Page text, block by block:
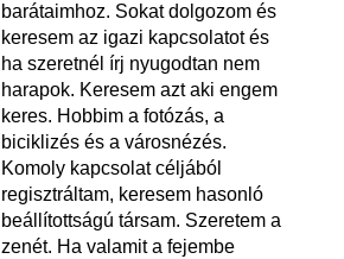
barátaimhoz. Sokat dolgozom és
keresem az igazi kapcsolatot és
ha szeretnél írj nyugodtan nem
harapok. Keresem azt aki engem
keres. Hobbim a fotózás, a
biciklizés és a városnézés.
Komoly kapcsolat céljából
regisztráltam, keresem hasonló
beállítottságú társam. Szeretem a
zenét. Ha valamit a fejembe